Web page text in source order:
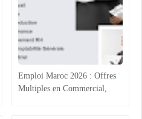
Emploi Maroc 2026 : Offres
Multiples en Commercial,